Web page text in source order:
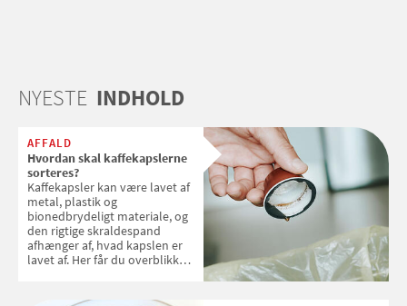
NYESTE INDHOLD
AFFALD
Hvordan skal kaffekapslerne
sorteres?
Kaffekapsler kan være lavet af
metal, plastik og
bionedbrydeligt materiale, og
den rigtige skraldespand
afhænger af, hvad kapslen er
lavet af. Her får du overblikket